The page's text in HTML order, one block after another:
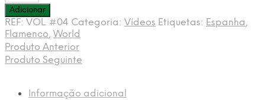
de
Escuela
de
flamenco
(vol.
#04)
Aprende
Adicionar
REF: VOL. #04 Categoria: Vídeos Etiquetas: Espanha,
Flamenco, World
Produto Anterior
Produto Seguinte
Informação adicional